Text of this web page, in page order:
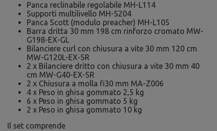
Panca reclinabile regolabile MH-L114
Supporti multilivello MH-S204
Panca Scott (modulo preacher) MH-L105
Barra dritta 30 mm 198 cm rinforzo cromato MW-
G198-EX-GL
Bilanciere curl con chiusura a vite 30 mm 120 cm
MW-G120L-EX-SR
2 x Bilanciere dritto con chiusura a vite 30 mm 40
cm MW-G40-EX-SR
2 x Chiusura a molla fi30 mm MA-Z006
4 x Peso in ghisa gommato 2,5 kg
6 x Peso in ghisa gommato 5 kg
2 x Peso in ghisa gommato 10 kg
Il set comprende